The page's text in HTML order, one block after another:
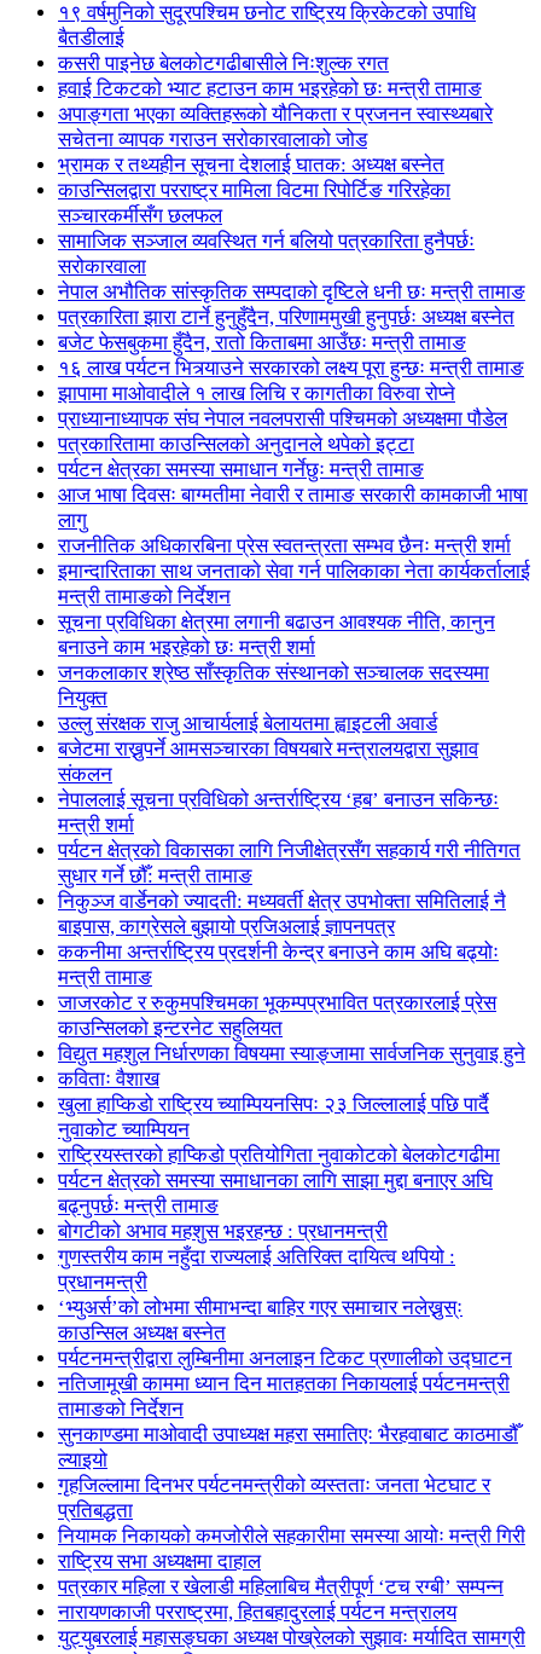
१९ वर्षमुनिको सुदूरपश्चिम छनोट राष्ट्रिय क्रिकेटको उपाधि
बैतडीलाई
कसरी पाइनेछ बेलकोटगढीबासीले निःशुल्क रगत
हवाई टिकटको भ्याट हटाउन काम भइरहेको छः मन्त्री तामाङ
अपाङ्गता भएका व्यक्तिहरूको यौनिकता र प्रजनन स्वास्थ्यबारे
सचेतना व्यापक गराउन सरोकारवालाको जोड
भ्रामक र तथ्यहीन सूचना देशलाई घातक: अध्यक्ष बस्नेत
काउन्सिलद्वारा परराष्ट्र मामिला विटमा रिपोर्टिङ गरिरहेका
सञ्चारकर्मीसँग छलफल
सामाजिक सञ्जाल व्यवस्थित गर्न बलियो पत्रकारिता हुनैपर्छः
सरोकारवाला
नेपाल अभौतिक सांस्कृतिक सम्पदाको दृष्टिले धनी छः मन्त्री तामाङ
पत्रकारिता झारा टार्ने हुनुहुँदैन, परिणाममुखी हुनुपर्छः अध्यक्ष बस्नेत
बजेट फेसबुकमा हुँदैन, रातो किताबमा आउँछः मन्त्री तामाङ
१६ लाख पर्यटन भित्र्याउने सरकारको लक्ष्य पूरा हुन्छः मन्त्री तामाङ
झापामा माओवादीले १ लाख लिचि र कागतीका विरुवा रोप्ने
प्राध्यानाध्यापक संघ नेपाल नवलपरासी पश्चिमको अध्यक्षमा पौडेल
पत्रकारितामा काउन्सिलको अनुदानले थपेको इट्टा
पर्यटन क्षेत्रका समस्या समाधान गर्नेछुः मन्त्री तामाङ
आज भाषा दिवसः बाग्मतीमा नेवारी र तामाङ सरकारी कामकाजी भाषा
लागु
राजनीतिक अधिकारबिना प्रेस स्वतन्त्रता सम्भव छैनः मन्त्री शर्मा
इमान्दारिताका साथ जनताकाे सेवा गर्न पालिकाका नेता कार्यकर्तालाई
मन्त्री तामाङको निर्देशन
सूचना प्रविधिका क्षेत्रमा लगानी बढाउन आवश्यक नीति, कानुन
बनाउने काम भइरहेको छः मन्त्री शर्मा
जनकलाकार श्रेष्ठ साँस्कृतिक संस्थानको सञ्चालक सदस्यमा
नियुक्त
उल्लु संरक्षक राजु आचार्यलाई बेलायतमा ह्वाइटली अवार्ड
बजेटमा राख्नुपर्ने आमसञ्चारका विषयबारे मन्त्रालयद्वारा सुझाव
संकलन
नेपाललाई सूचना प्रविधिको अन्तर्राष्ट्रिय ‘हब’ बनाउन सकिन्छः
मन्त्री शर्मा
पर्यटन क्षेत्रको विकासका लागि निजीक्षेत्रसँग सहकार्य गरी नीतिगत
सुधार गर्ने छौँ: मन्त्री तामाङ
निकुञ्ज वार्डेनको ज्यादती: मध्यवर्ती क्षेत्र उपभोक्ता समितिलाई नै
बाइपास, काग्रेसले बुझायो प्रजिअलाई ज्ञापनपत्र
ककनीमा अन्तर्राष्ट्रिय प्रदर्शनी केन्द्र बनाउने काम अघि बढ्योः
मन्त्री तामाङ
जाजरकोट र रुकुमपश्चिमका भूकम्पप्रभावित पत्रकारलाई प्रेस
काउन्सिलको इन्टरनेट सहुलियत
विद्युत महशुल निर्धारणका विषयमा स्याङ्जामा सार्वजनिक सुनुवाइ हुने
कविताः वैशाख
खुला हाप्किडो राष्ट्रिय च्याम्पियनसिपः २३ जिल्लालाई पछि पार्दै
नुवाकोट च्याम्पियन
राष्ट्रियस्तरको हाप्किडो प्रतियोगिता नुवाकोटको बेलकोटगढीमा
पर्यटन क्षेत्रको समस्या समाधानका लागि साझा मुद्दा बनाएर अघि
बढ्नुपर्छः मन्त्री तामाङ
बोगटीको अभाव महशुस भइरहन्छ : प्रधानमन्त्री
गुणस्तरीय काम नहुँदा राज्यलाई अतिरिक्त दायित्व थपियो :
प्रधानमन्त्री
‘भ्युअर्स’को लोभमा सीमाभन्दा बाहिर गएर समाचार नलेख्नुस्ः
काउन्सिल अध्यक्ष बस्नेत
पर्यटनमन्त्रीद्वारा लुम्बिनीमा अनलाइन टिकट प्रणालीको उद्घाटन
नतिजामूखी काममा ध्यान दिन मातहतका निकायलाई पर्यटनमन्त्री
तामाङको निर्देशन
सुनकाण्डमा मा‌ओवादी उपाध्यक्ष महरा समातिएः भैरहवाबाट काठमाडौँ
ल्याइयो
गृहजिल्लामा दिनभर पर्यटनमन्त्रीको व्यस्तताः जनता भेटघाट र
प्रतिबद्धता
नियामक निकायको कमजोरीले सहकारीमा समस्या आयोः मन्त्री गिरी
राष्ट्रिय सभा अध्यक्षमा दाहाल
पत्रकार महिला र खेलाडी महिलाबिच मैत्रीपूर्ण ‘टच रग्बी’ सम्पन्न
नारायणकाजी परराष्ट्रमा, हितबहादुरलाई पर्यटन मन्त्रालय
युट्युबरलाई महासङ्घका अध्यक्ष पोख्रेलको सुझावः मर्यादित सामग्री